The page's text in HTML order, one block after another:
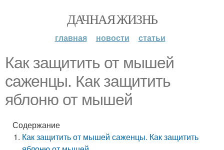
ДАЧНАЯ ЖИЗНЬ
главная новости статьи
Как защитить от мышей
саженцы. Как защитить
яблоню от мышей
Содержание
Как защитить от мышей саженцы. Как защитить